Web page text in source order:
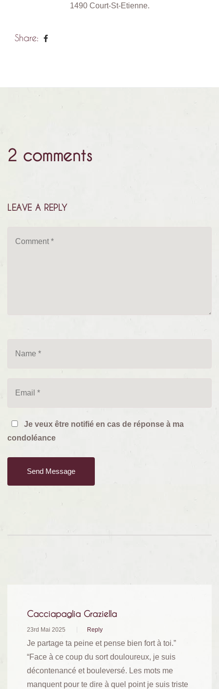
1490 Court-St-Etienne.
Share:
2 comments
LEAVE A REPLY
Je veux être notifié en cas de réponse à ma
condoléance
Cacciapaglia Graziella
23rd Mai 2025 Reply
Je partage ta peine et pense bien fort à toi.”
“Face à ce coup du sort douloureux, je suis
décontenancé et bouleversé. Les mots me
manquent pour te dire à quel point je suis triste